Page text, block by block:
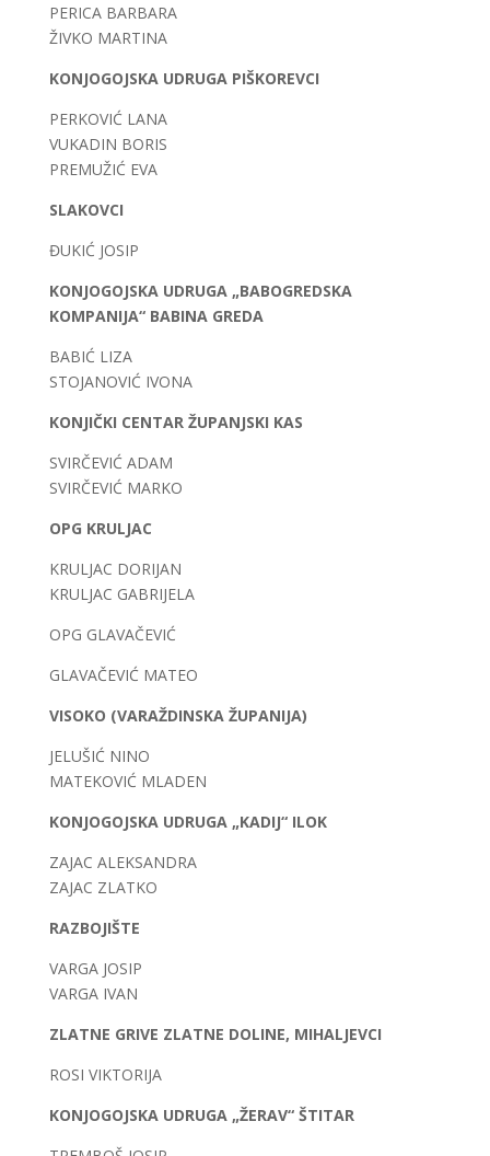
PERICA BARBARA
ŽIVKO MARTINA
KONJOGOJSKA UDRUGA PIŠKOREVCI
PERKOVIĆ LANA
VUKADIN BORIS
PREMUŽIĆ EVA
SLAKOVCI
ĐUKIĆ JOSIP
KONJOGOJSKA UDRUGA „BABOGREDSKA
KOMPANIJA“ BABINA GREDA
BABIĆ LIZA
STOJANOVIĆ IVONA
KONJIČKI CENTAR ŽUPANJSKI KAS
SVIRČEVIĆ ADAM
SVIRČEVIĆ MARKO
OPG KRULJAC
KRULJAC DORIJAN
KRULJAC GABRIJELA
OPG GLAVAČEVIĆ
GLAVAČEVIĆ MATEO
VISOKO (VARAŽDINSKA ŽUPANIJA)
JELUŠIĆ NINO
MATEKOVIĆ MLADEN
KONJOGOJSKA UDRUGA „KADIJ“ ILOK
ZAJAC ALEKSANDRA
ZAJAC ZLATKO
RAZBOJIŠTE
VARGA JOSIP
VARGA IVAN
ZLATNE GRIVE ZLATNE DOLINE, MIHALJEVCI
ROSI VIKTORIJA
KONJOGOJSKA UDRUGA „ŽERAV“ ŠTITAR